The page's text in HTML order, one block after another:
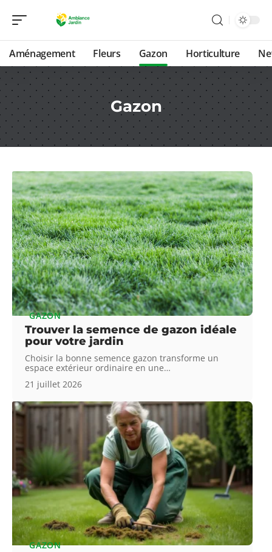
Aménagement Fleurs Gazon Horticulture
Gazon
GAZON
Trouver la semence de gazon idéale
pour votre jardin
Choisir la bonne semence gazon transforme un
espace extérieur ordinaire en une…
21 juillet 2026
GAZON